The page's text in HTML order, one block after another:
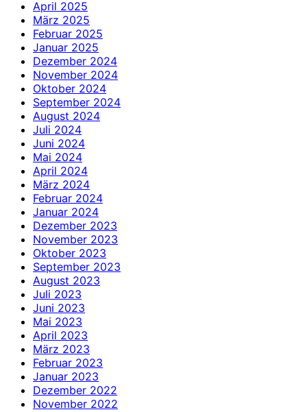
April 2025
März 2025
Februar 2025
Januar 2025
Dezember 2024
November 2024
Oktober 2024
September 2024
August 2024
Juli 2024
Juni 2024
Mai 2024
April 2024
März 2024
Februar 2024
Januar 2024
Dezember 2023
November 2023
Oktober 2023
September 2023
August 2023
Juli 2023
Juni 2023
Mai 2023
April 2023
März 2023
Februar 2023
Januar 2023
Dezember 2022
November 2022